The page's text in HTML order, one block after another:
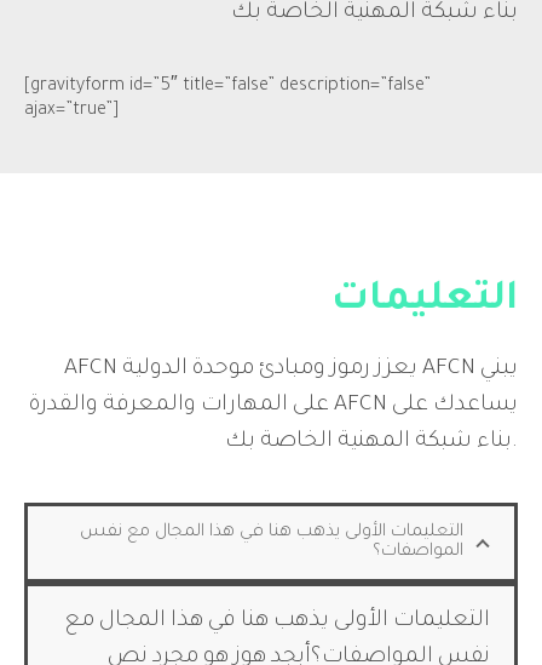
بناء شبكة المهنية الخاصة بك
[gravityform id=”5″ title=”false” description=”false”
ajax=”true”]
التعليمات
AFCN يعزز رموز ومبادئ موحدة الدولية AFCN يبني
على المهارات والمعرفة والقدرة AFCN يساعدك على
بناء شبكة المهنية الخاصة بك.
التعليمات الأولى يذهب هنا في هذا المجال مع نفس
المواصفات؟
التعليمات الأولى يذهب هنا في هذا المجال مع
نفس المواصفات؟أبجد هوز هو مجرد نص